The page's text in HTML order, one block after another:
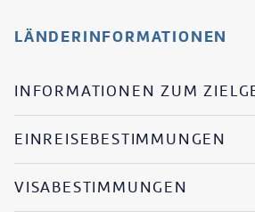
LÄNDERINFORMATIONEN
INFORMATIONEN ZUM
EINREISEBESTIMMUNGEN
VISABESTIMMUNGEN